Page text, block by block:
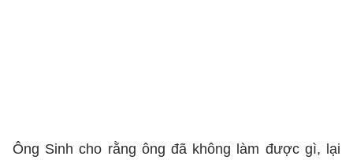
Ông Sinh cho rằng ông đã không làm được gì, lại